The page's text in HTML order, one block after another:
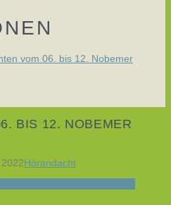
vom 06. bis 12. Nobemer
BIS 12. NOBEMER
Hörandacht